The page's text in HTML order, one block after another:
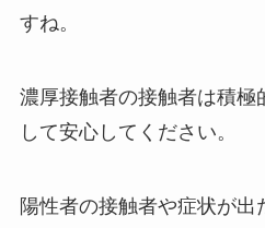
すね。
濃厚接触者の接触者は積極
して安心してください。
陽性者の接触者や症状が